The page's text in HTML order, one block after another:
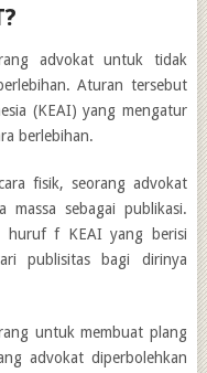
advokat untuk tidak
Aturan tersebut
(KEAI) yang mengatur
berlebihan.
fisik, seorang advokat
massa sebagai publikasi.
huruf f KEAI yang berisi
publisitas bagi dirinya
untuk membuat plang
advokat diperbolehkan